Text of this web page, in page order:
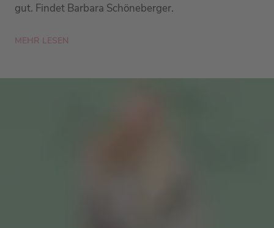
gut. Findet Barbara Schöneberger.
MEHR LESEN